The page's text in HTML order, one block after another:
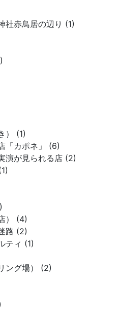
社赤鳥居の辺り (1)
） (1)
「カポネ」 (6)
演が見られる店 (2)
） (4)
路 (2)
ティ (1)
ング場） (2)